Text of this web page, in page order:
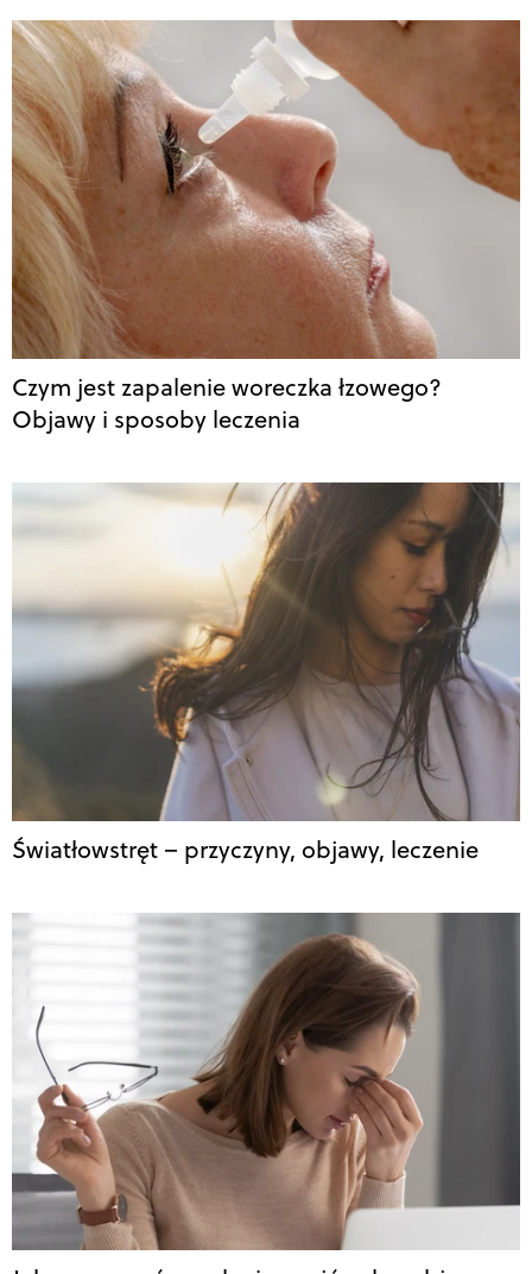
Czym jest zapalenie woreczka łzowego?
Objawy i sposoby leczenia
Światłowstręt – przyczyny, objawy, leczenie